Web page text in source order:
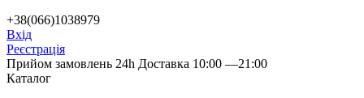
+38(066)1038979
Вхід
Реєстрація
Прийом замовлень 24h Доставка 10:00 —21:00
Каталог